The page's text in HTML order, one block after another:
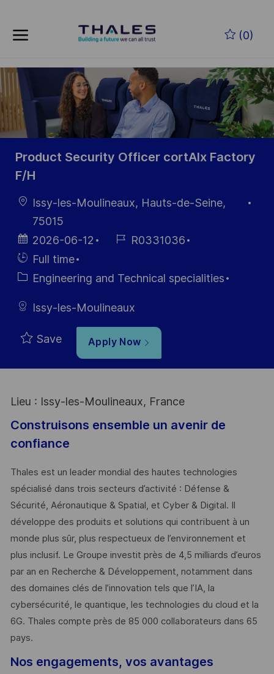
(0)
-
Product Security Officer cortAIx Factory
F/H
LocationIssy-les-Moulineaux, Hauts-de-Seine,
75015
Posted
Date
2026-06-12
Job R0331036
Hiring
Type
Full time
CategoryEngineering and Technical specialities
Issy-les-Moulineaux
Save Apply Now
Lieu : Issy-les-Moulineaux, France
Construisons ensemble un avenir de
confiance
Thales est un leader mondial des hautes technologies
spécialisé dans trois secteurs d’activité : Défense &
Sécurité, Aéronautique & Spatial, et Cyber & Digital. Il
développe des produits et solutions qui contribuent à un
monde plus sûr, plus respectueux de l’environnement et
plus inclusif. Le Groupe investit près de 4,5 milliards d’euros
par an en Recherche & Développement, notamment dans
des domaines clés de l’innovation tels que l’IA, la
cybersécurité, le quantique, les technologies du cloud et la
6G. Thales compte près de 85 000 collaborateurs dans 65
pays. ​
Nos engagements, vos avantages